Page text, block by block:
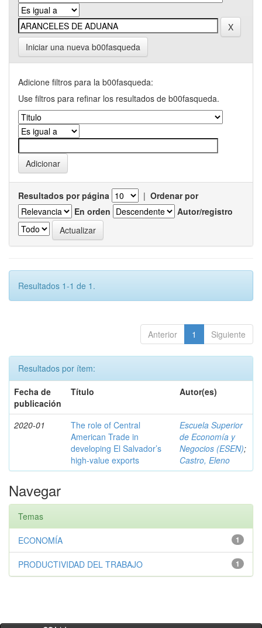
Iniciar una nueva b00fasqueda
Adicione filtros para la b00fasqueda:
Use filtros para refinar los resultados de b00fasqueda.
Resultados por página | Ordenar por
En orden
Autor/registro
Resultados 1-1 de 1.
Anterior 1 Siguiente
Resultados por ítem:
Fecha de
publicación
Título Autor(es)
2020-01
The role of Central
American Trade in
developing El Salvador’s
high-value exports
Escuela Superior
de Economía y
Negocios (ESEN);
Castro, Eleno
Navegar
Temas
1
ECONOMÍA
1
PRODUCTIVIDAD DEL TRABAJO